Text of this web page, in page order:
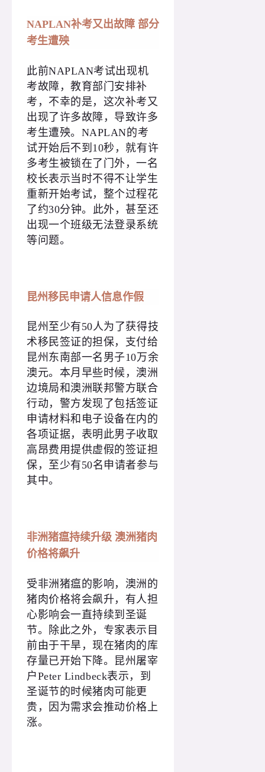
NAPLAN补考又出故障 部分
考生遭殃
此前NAPLAN考试出现机
考故障，教育部门安排补
考，不幸的是，这次补考又
出现了许多故障，导致许多
考生遭殃。NAPLAN的考
试开始后不到10秒，就有许
多考生被锁在了门外，一名
校长表示当时不得不让学生
重新开始考试，整个过程花
了约30分钟。此外，甚至还
出现一个班级无法登录系统
等问题。
昆州移民申请人信息作假
昆州至少有50人为了获得技
术移民签证的担保，支付给
昆州东南部一名男子10万余
澳元。本月早些时候，澳洲
边境局和澳洲联邦警方联合
行动，警方发现了包括签证
申请材料和电子设备在内的
各项证据，表明此男子收取
高昂费用提供虚假的签证担
保，至少有50名申请者参与
其中。
非洲猪瘟持续升级 澳洲猪肉
价格将飙升
受非洲猪瘟的影响，澳洲的
猪肉价格将会飙升，有人担
心影响会一直持续到圣诞
节。除此之外，专家表示目
前由于干旱，现在猪肉的库
存量已开始下降。昆州屠宰
户Peter Lindbeck表示，到
圣诞节的时候猪肉可能更
贵，因为需求会推动价格上
涨。